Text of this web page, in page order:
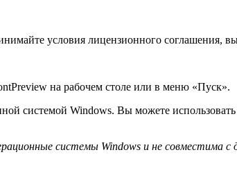
условия лицензионного соглашения,
на рабочем столе или в меню «Пуск».
системой Windows. Вы можете
системы Windows и не совместима с